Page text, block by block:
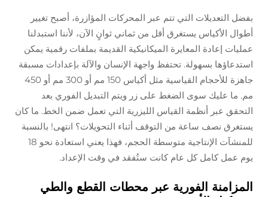
بفضل التعديلات التي تتم عبر المحركات المؤازرة، أصبح تغيير
أطوال الأكياس يستغرق أقل من ثماني ثوانٍ الآن، لأننا استبدلنا
عمليات إعادة المعايرة الميكانيكية القديمة بملفات رقمية يمكن
استدعاؤها بسهولة. تحتفظ واجهة الإنسان والآلة بإعدادات مسبقة
جاهزة للأحجام القياسية مثل أكياس 150 مم أو 300 مم أو 450
مم. ما عليك سوى الضغط على زر ويتم التبديل الفوري بعد
التحقق عبر أنظمة القياس الليزرية التي تعمل ضمن الخط. ما كان
يستغرق نصف ساعة من التوقف أثناء التحويلات؟ انتهى! بالنسبة
للمنشآت الإنتاجية متوسطة الحجم، فهذا يعني استعادة نحو 18
يوم عمل كامل كل عام كانت ستُفقد في وقت الإعداد.
المزامنة الفورية عبر محطات القطع والطي